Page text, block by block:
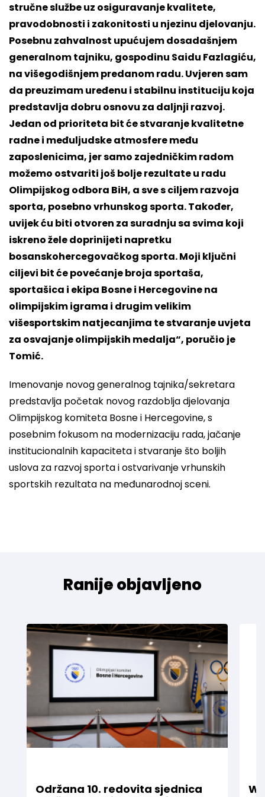
stručne službe uz osiguravanje kvalitete,
pravodobnosti i zakonitosti u njezinu djelovanju.
Posebnu zahvalnost upućujem dosadašnjem
generalnom tajniku, gospodinu Saidu Fazlagiću,
na višegodišnjem predanom radu. Uvjeren sam
da preuzimam uređenu i stabilnu instituciju koja
predstavlja dobru osnovu za daljnji razvoj.
Jedan od prioriteta bit će stvaranje kvalitetne
radne i međuljudske atmosfere među
zaposlenicima, jer samo zajedničkim radom
možemo ostvariti još bolje rezultate u radu
Olimpijskog odbora BiH, a sve s ciljem razvoja
sporta, posebno vrhunskog sporta. Također,
uvijek ću biti otvoren za suradnju sa svima koji
iskreno žele doprinijeti napretku
bosanskohercegovačkog sporta. Moji ključni
ciljevi bit će povećanje broja sportaša,
sportašica i ekipa Bosne i Hercegovine na
olimpijskim igrama i drugim velikim
višesportskim natjecanjima te stvaranje uvjeta
za osvajanje olimpijskih medalja“, poručio je
Tomić.
Imenovanje novog generalnog tajnika/sekretara
predstavlja početak novog razdoblja djelovanja
Olimpijskog komiteta Bosne i Hercegovine, s
posebnim fokusom na modernizaciju rada, jačanje
institucionalnih kapaciteta i stvaranje što boljih
uslova za razvoj sporta i ostvarivanje vrhunskih
sportskih rezultata na međunarodnoj sceni.
Ranije objavljeno
Održana 10. redovita sjednica